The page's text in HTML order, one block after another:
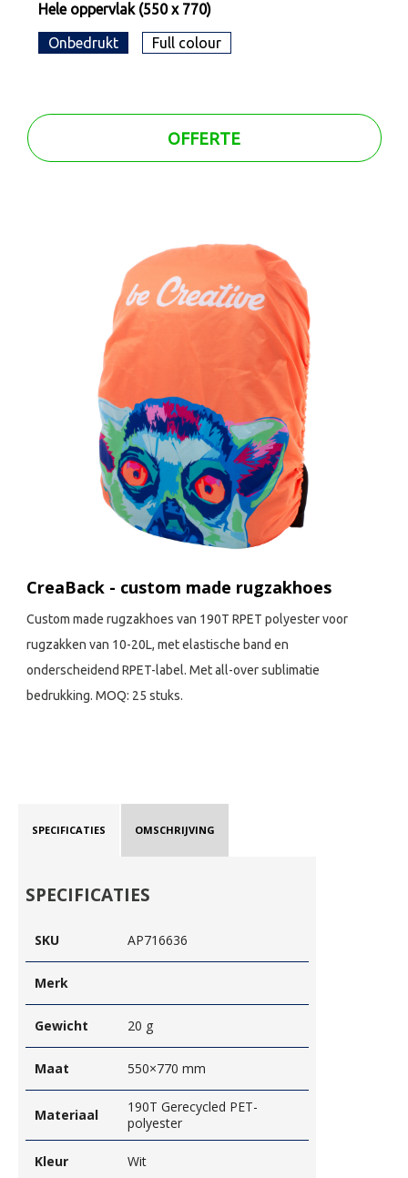
Hele oppervlak (550 x 770)
Onbedrukt Full colour
OFFERTE
CreaBack - custom made rugzakhoes
Custom made rugzakhoes van 190T RPET polyester voor
rugzakken van 10-20L, met elastische band en
onderscheidend RPET-label. Met all-over sublimatie
bedrukking. MOQ: 25 stuks.
SPECIFICATIES OMSCHRIJVING
SPECIFICATIES
SKU AP716636
Merk
Gewicht 20 g
Maat 550×770 mm
Materiaal
190T Gerecycled PET-
polyester
Kleur Wit